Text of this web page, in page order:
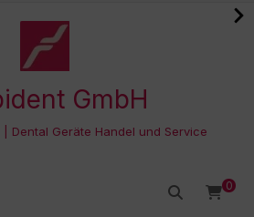
GmbH
| Dental Geräte Handel und Service
0